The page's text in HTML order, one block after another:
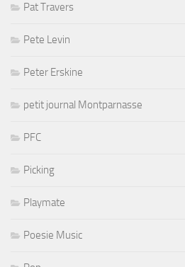
Pat Travers
Pete Levin
Peter Erskine
petit journal Montparnasse
PFC
Picking
Playmate
Poesie Music